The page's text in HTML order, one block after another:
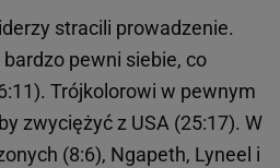
stracili prowadzenie.
pewni siebie, co
Trójkolorowi w pewnym
zwyciężyć z USA (25:17). W
(8:6), Ngapeth, Lyneel i